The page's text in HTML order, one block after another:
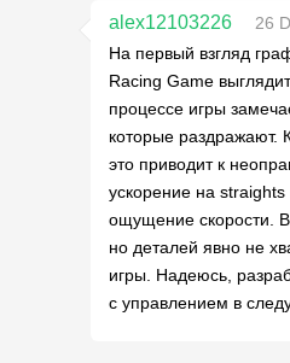
alex12103226
26
На первый взгляд
Racing Game
процессе игры
которые раздражают.
это приводит к
ускорение на straights
ощущение скорости.
но деталей явно не
игры. Надеюсь,
с управлением в